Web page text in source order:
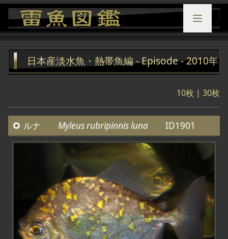
日本産淡水魚・熱帯魚編 - Episode - 2010年
10枚 | 30枚
ルナ Myleus rubripinnis luna ID1901